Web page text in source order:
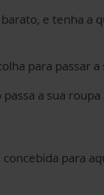
e tenha a
para passar a
a sua
para